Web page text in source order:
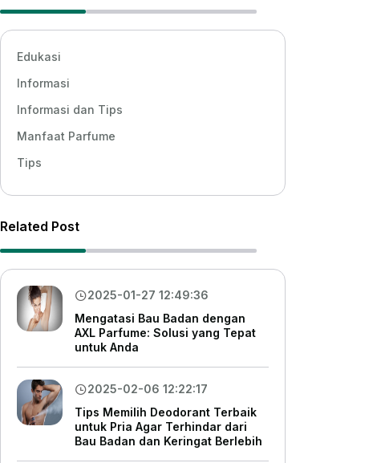
Edukasi
Informasi
Informasi dan Tips
Manfaat Parfume
Tips
Related Post
2025-01-27 12:49:36
Mengatasi Bau Badan dengan
AXL Parfume: Solusi yang Tepat
untuk Anda
2025-02-06 12:22:17
Tips Memilih Deodorant Terbaik
untuk Pria Agar Terhindar dari
Bau Badan dan Keringat Berlebih